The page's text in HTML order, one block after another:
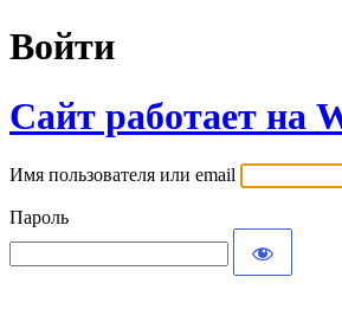
Войти
Сайт работает на
Имя пользователя или email
Пароль